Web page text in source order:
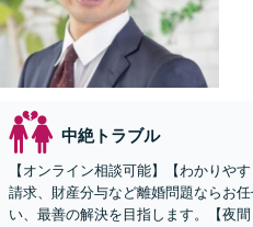
中絶トラブル
【オンライン相談可能】【わかりや
請求、財産分与など離婚問題ならお
い、最善の解決を目指します。【夜